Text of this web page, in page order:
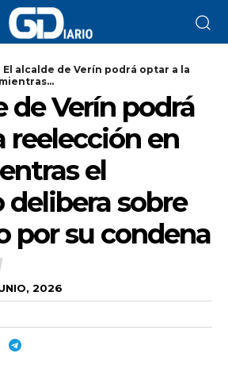
El alcalde de Verín podrá optar a la
de Verín podrá
reelección en
el
delibera sobre
por su condena
2026